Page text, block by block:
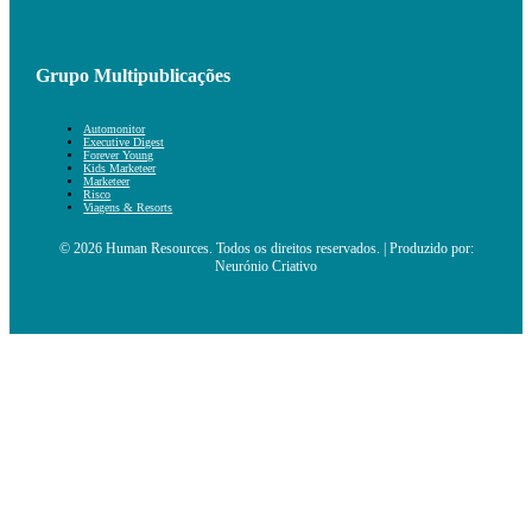
Grupo Multipublicações
Automonitor
Executive Digest
Forever Young
Kids Marketeer
Marketeer
Risco
Viagens & Resorts
© 2026 Human Resources. Todos os direitos reservados. | Produzido por:
Neurónio Criativo